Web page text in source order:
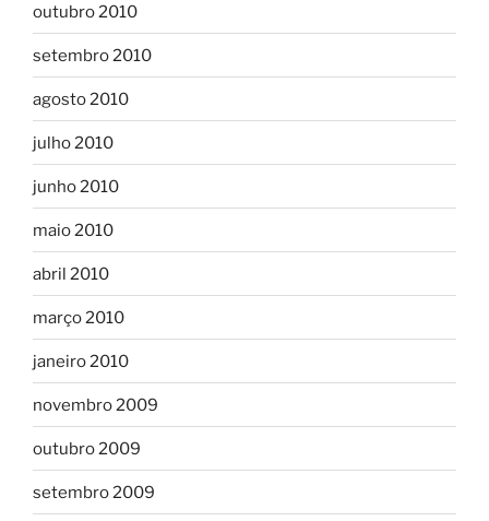
outubro 2010
setembro 2010
agosto 2010
julho 2010
junho 2010
maio 2010
abril 2010
março 2010
janeiro 2010
novembro 2009
outubro 2009
setembro 2009